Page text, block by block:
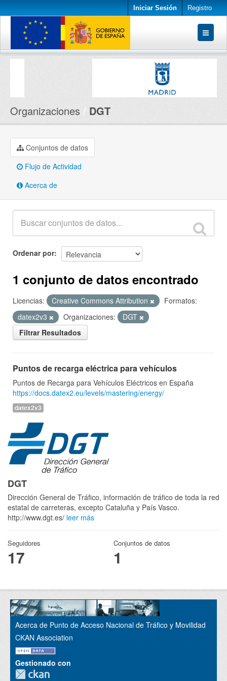
Iniciar Sesión Registro
Conjuntos de datos
Organizaciones DGT
Conjuntos de datos
Flujo de Actividad
Acerca de
Ordenar por
1 conjunto de datos encontrado
Licencias: Creative Commons Attribution
Formatos:
datex2v3
Organizaciones:
DGT
Filtrar Resultados
Puntos de recarga eléctrica para vehículos
Puntos de Recarga para Vehículos Eléctricos en España
https://docs.datex2.eu/levels/mastering/energy/
datex2v3
DGT
Dirección General de Tráfico, información de tráfico de toda la red
estatal de carreteras, excepto Cataluña y País Vasco.
http://www.dgt.es/ leer más
Seguidores
17
Conjuntos de datos
1
Acerca de Punto de Acceso Nacional de Tráfico y Movilidad
CKAN Association
Gestionado con